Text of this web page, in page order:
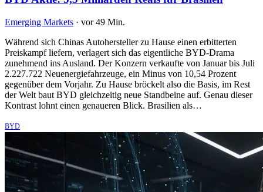
Emerging Markets · vor 49 Min.
Während sich Chinas Autohersteller zu Hause einen erbitterten
Preiskampf liefern, verlagert sich das eigentliche BYD-Drama
zunehmend ins Ausland. Der Konzern verkaufte von Januar bis Juli
2.227.722 Neuenergiefahrzeuge, ein Minus von 10,54 Prozent
gegenüber dem Vorjahr. Zu Hause bröckelt also die Basis, im Rest
der Welt baut BYD gleichzeitig neue Standbeine auf. Genau dieser
Kontrast lohnt einen genaueren Blick. Brasilien als…
BYD